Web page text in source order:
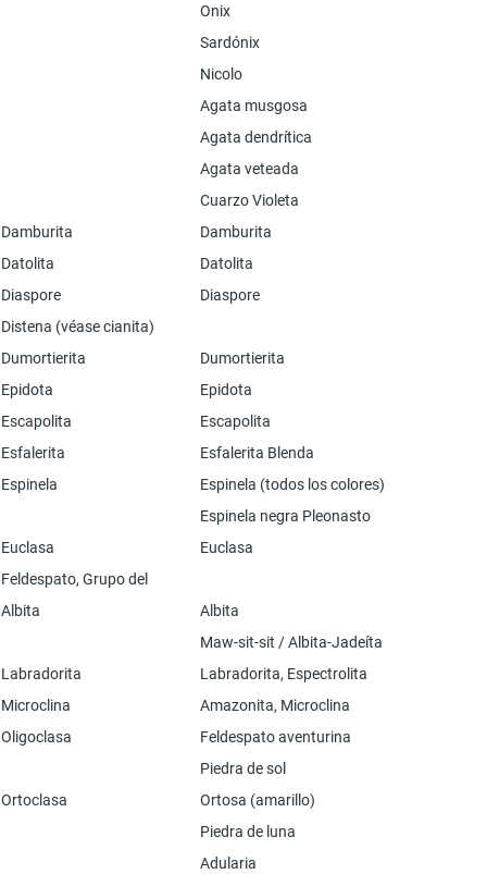
Onix
Sardónix
Nicolo
Agata musgosa
Agata dendrítica
Agata veteada
Cuarzo Violeta
Damburita
Damburita
Datolita
Datolita
Diaspore
Diaspore
Distena (véase cianita)
Dumortierita
Dumortierita
Epidota
Epidota
Escapolita
Escapolita
Esfalerita
Esfalerita Blenda
Espinela
Espinela (todos los colores)
Espinela negra Pleonasto
Euclasa
Euclasa
Feldespato, Grupo del
Albita
Albita
Maw-sit-sit / Albita-Jadeíta
Labradorita
Labradorita, Espectrolita
Microclina
Amazonita, Microclina
Oligoclasa
Feldespato aventurina
Piedra de sol
Ortoclasa
Ortosa (amarillo)
Piedra de luna
Adularia